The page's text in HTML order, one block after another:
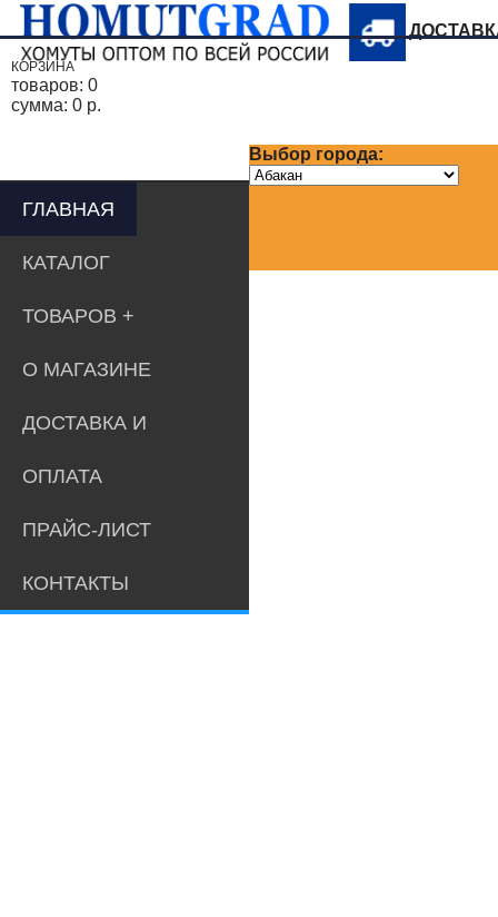
Выбор города:
КОРЗИНА
товаров: 0
сумма: 0 р.
ГЛАВНАЯ
КАТАЛОГ
ТОВАРОВ
О МАГАЗИНЕ
ДОСТАВКА И
ОПЛАТА
ПРАЙС-ЛИСТ
КОНТАКТЫ